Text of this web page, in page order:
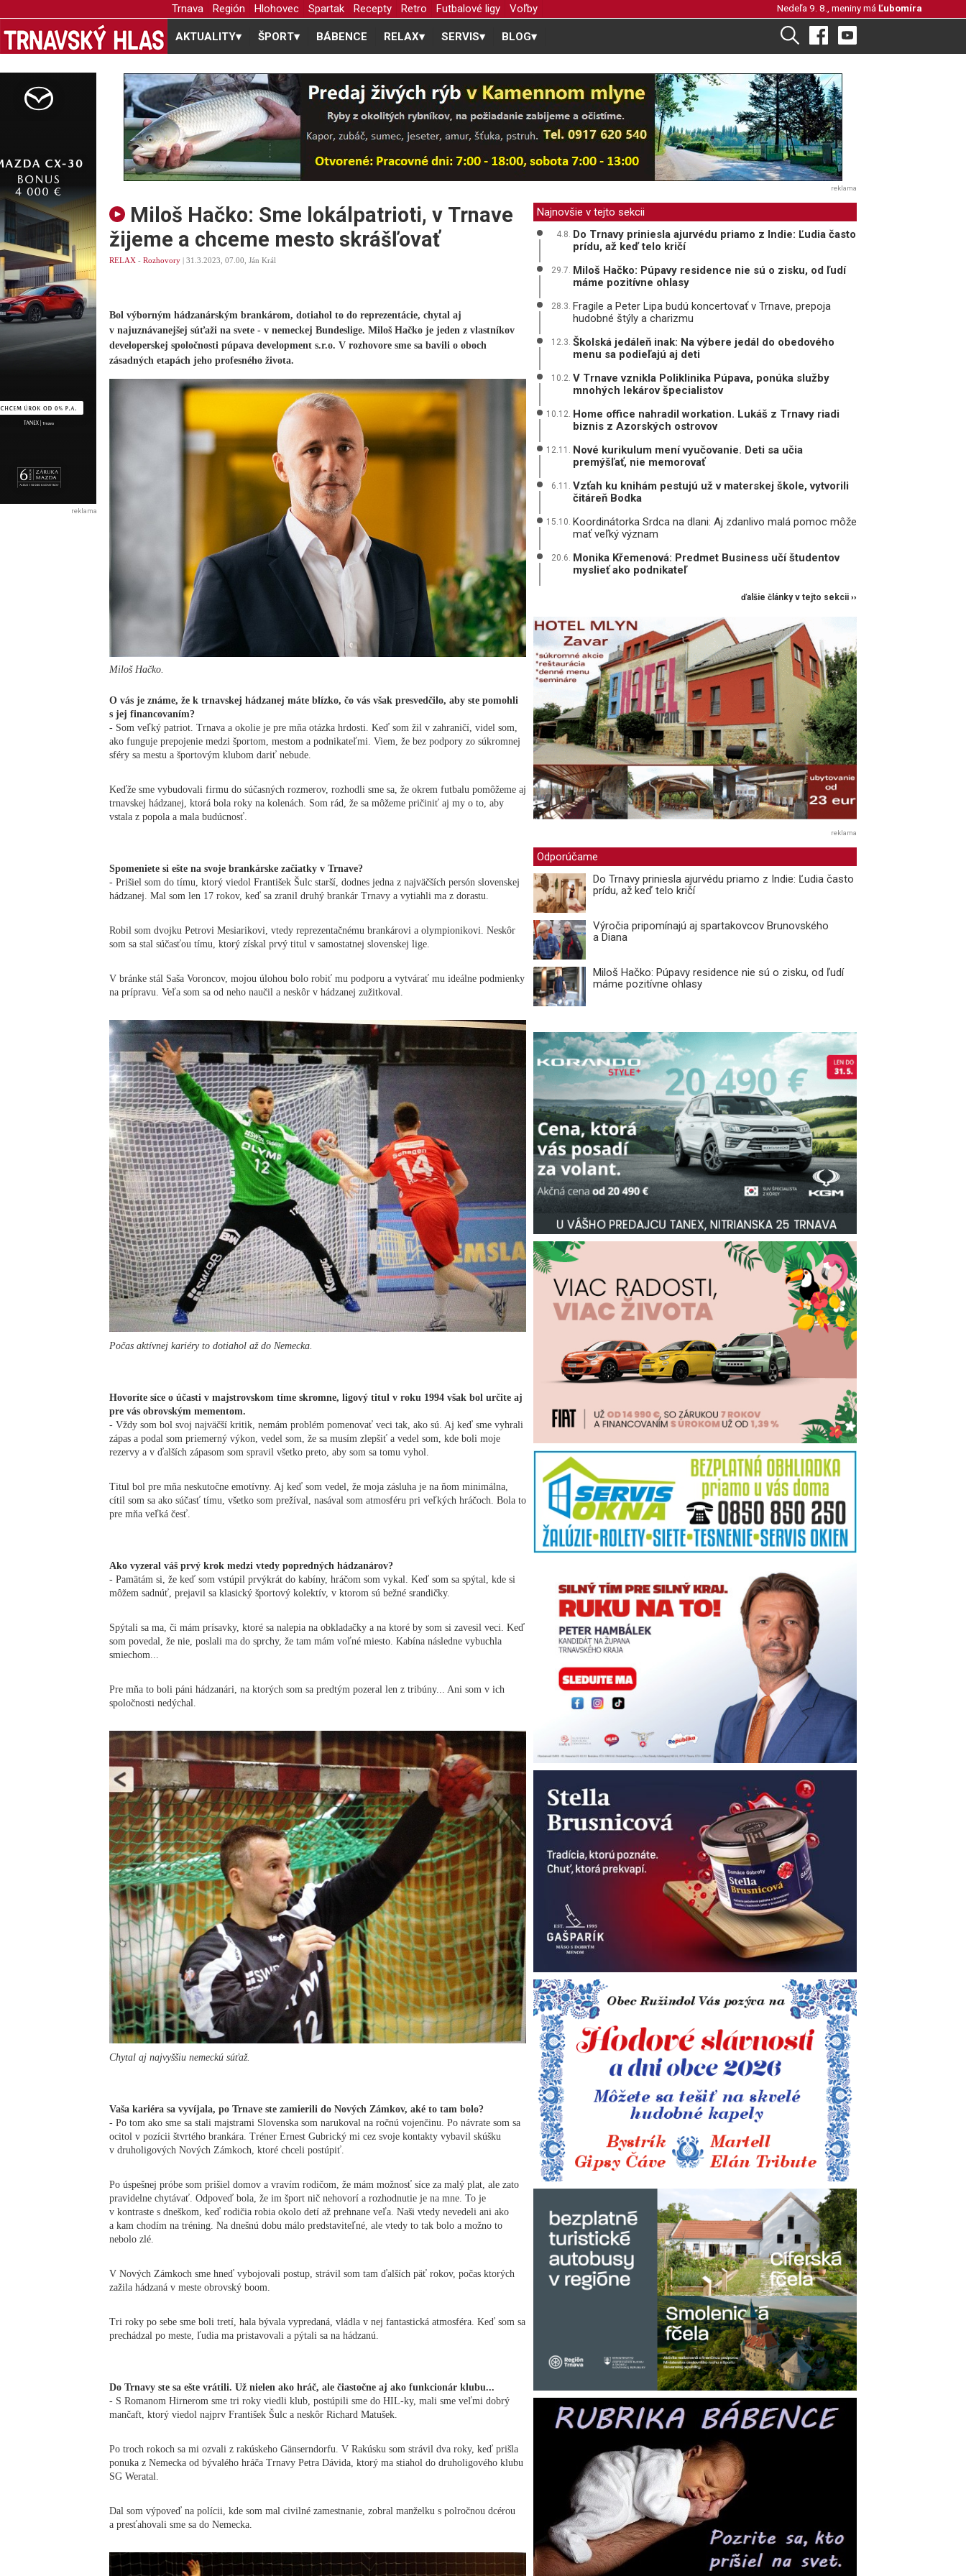
Trnava Región Hlohovec Spartak Recepty Retro Futbalové ligy Voľby Nedeľa 9. 8., meniny má Ľubomíra
AKTUALITY▾ ŠPORT▾ BÁBENCE RELAX▾ SERVIS▾ BLOG▾
reklama
Miloš Hačko: Sme lokálpatrioti, v Trnave
žijeme a chceme mesto skrášľovať
RELAX - Rozhovory | 31.3.2023, 07.00, Ján Král
Bol výborným hádzanárským brankárom, dotiahol to do reprezentácie, chytal aj
v najuznávanejšej súťaži na svete - v nemeckej Bundeslige. Miloš Hačko je jeden z vlastníkov
developerskej spoločnosti púpava development s.r.o. V rozhovore sme sa bavili o oboch
zásadných etapách jeho profesného života.
Miloš Hačko.
O vás je známe, že k trnavskej hádzanej máte blízko, čo vás však presvedčilo, aby ste pomohli
s jej financovaním?
- Som veľký patriot. Trnava a okolie je pre mňa otázka hrdosti. Keď som žil v zahraničí, videl som,
ako funguje prepojenie medzi športom, mestom a podnikateľmi. Viem, že bez podpory zo súkromnej
sféry sa mestu a športovým klubom dariť nebude.
Keďže sme vybudovali firmu do súčasných rozmerov, rozhodli sme sa, že okrem futbalu pomôžeme aj
trnavskej hádzanej, ktorá bola roky na kolenách. Som rád, že sa môžeme pričiniť aj my o to, aby
vstala z popola a mala budúcnosť.
Spomeniete si ešte na svoje brankárske začiatky v Trnave?
- Prišiel som do tímu, ktorý viedol František Šulc starší, dodnes jedna z najväčších persón slovenskej
hádzanej. Mal som len 17 rokov, keď sa zranil druhý brankár Trnavy a vytiahli ma z dorastu.
Robil som dvojku Petrovi Mesiarikovi, vtedy reprezentačnému brankárovi a olympionikovi. Neskôr
som sa stal súčasťou tímu, ktorý získal prvý titul v samostatnej slovenskej lige.
V bránke stál Saša Voroncov, mojou úlohou bolo robiť mu podporu a vytvárať mu ideálne podmienky
na prípravu. Veľa som sa od neho naučil a neskôr v hádzanej zužitkoval.
Počas aktívnej kariéry to dotiahol až do Nemecka.
Hovoríte síce o účasti v majstrovskom tíme skromne, ligový titul v roku 1994 však bol určite aj
pre vás obrovským mementom.
- Vždy som bol svoj najväčší kritik, nemám problém pomenovať veci tak, ako sú. Aj keď sme vyhrali
zápas a podal som priemerný výkon, vedel som, že sa musím zlepšiť a vedel som, kde boli moje
rezervy a v ďalších zápasom som spravil všetko preto, aby som sa tomu vyhol.
Titul bol pre mňa neskutočne emotívny. Aj keď som vedel, že moja zásluha je na ňom minimálna,
cítil som sa ako súčasť tímu, všetko som prežíval, nasával som atmosféru pri veľkých hráčoch. Bola to
pre mňa veľká česť.
Ako vyzeral váš prvý krok medzi vtedy popredných hádzanárov?
- Pamätám si, že keď som vstúpil prvýkrát do kabíny, hráčom som vykal. Keď som sa spýtal, kde si
môžem sadnúť, prejavil sa klasický športový kolektív, v ktorom sú bežné srandičky.
Spýtali sa ma, či mám prísavky, ktoré sa nalepia na obkladačky a na ktoré by som si zavesil veci. Keď
som povedal, že nie, poslali ma do sprchy, že tam mám voľné miesto. Kabína následne vybuchla
smiechom...
Pre mňa to boli páni hádzanári, na ktorých som sa predtým pozeral len z tribúny... Ani som v ich
spoločnosti nedýchal.
Chytal aj najvyššiu nemeckú súťaž.
Vaša kariéra sa vyvíjala, po Trnave ste zamierili do Nových Zámkov, aké to tam bolo?
- Po tom ako sme sa stali majstrami Slovenska som narukoval na ročnú vojenčinu. Po návrate som sa
ocitol v pozícii štvrtého brankára. Tréner Ernest Gubrický mi cez svoje kontakty vybavil skúšku
v druholigových Nových Zámkoch, ktoré chceli postúpiť.
Po úspešnej próbe som prišiel domov a vravím rodičom, že mám možnosť síce za malý plat, ale zato
pravidelne chytávať. Odpoveď bola, že im šport nič nehovorí a rozhodnutie je na mne. To je
v kontraste s dneškom, keď rodičia robia okolo detí až prehnane veľa. Naši vtedy nevedeli ani ako
a kam chodím na tréning. Na dnešnú dobu málo predstaviteľné, ale vtedy to tak bolo a možno to
nebolo zlé.
V Nových Zámkoch sme hneď vybojovali postup, strávil som tam ďalších päť rokov, počas ktorých
zažila hádzaná v meste obrovský boom.
Tri roky po sebe sme boli tretí, hala bývala vypredaná, vládla v nej fantastická atmosféra. Keď som sa
prechádzal po meste, ľudia ma pristavovali a pýtali sa na hádzanú.
Do Trnavy ste sa ešte vrátili. Už nielen ako hráč, ale čiastočne aj ako funkcionár klubu...
- S Romanom Hirnerom sme tri roky viedli klub, postúpili sme do HIL-ky, mali sme veľmi dobrý
mančaft, ktorý viedol najprv František Šulc a neskôr Richard Matušek.
Po troch rokoch sa mi ozvali z rakúskeho Gänserndorfu. V Rakúsku som strávil dva roky, keď prišla
ponuka z Nemecka od bývalého hráča Trnavy Petra Dávida, ktorý ma stiahol do druholigového klubu
SG Weratal.
Dal som výpoveď na polícii, kde som mal civilné zamestnanie, zobral manželku s polročnou dcérou
a presťahovali sme sa do Nemecka.
Najnovšie v tejto sekcii
4.8. Do Trnavy priniesla ajurvédu priamo z Indie: Ľudia často
prídu, až keď telo kričí
29.7. Miloš Hačko: Púpavy residence nie sú o zisku, od ľudí
máme pozitívne ohlasy
28.3. Fragile a Peter Lipa budú koncertovať v Trnave, prepoja
hudobné štýly a charizmu
12.3. Školská jedáleň inak: Na výbere jedál do obedového
menu sa podieľajú aj deti
10.2. V Trnave vznikla Poliklinika Púpava, ponúka služby
mnohých lekárov špecialistov
10.12. Home office nahradil workation. Lukáš z Trnavy riadi
biznis z Azorských ostrovov
12.11. Nové kurikulum mení vyučovanie. Deti sa učia
premýšľať, nie memorovať
6.11. Vzťah ku knihám pestujú už v materskej škole, vytvorili
čitáreň Bodka
15.10. Koordinátorka Srdca na dlani: Aj zdanlivo malá pomoc môže
mať veľký význam
20.6. Monika Křemenová: Predmet Business učí študentov
myslieť ako podnikateľ
ďalšie články v tejto sekcii ››
reklama
Odporúčame
Do Trnavy priniesla ajurvédu priamo z Indie: Ľudia často
prídu, až keď telo kričí
Výročia pripomínajú aj spartakovcov Brunovského
a Diana
Miloš Hačko: Púpavy residence nie sú o zisku, od ľudí
máme pozitívne ohlasy
reklama